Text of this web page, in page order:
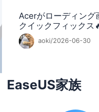
Acerがローディン
クイックフィックス
aoki/2026-06-30
EaseUS家族